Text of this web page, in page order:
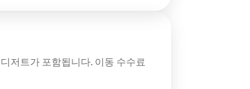
저트가 포함됩니다. 이동 수수료